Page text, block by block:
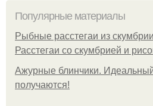
Популярные материалы
Рыбные расстегаи из
Расстегаи со скумбрией и
Ажурные блинчики. Идеальный
получаются!